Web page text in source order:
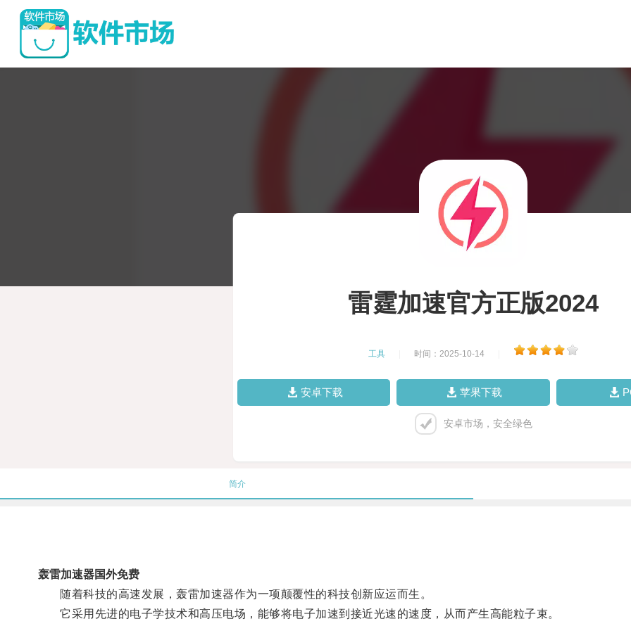
雷霆加速官方正版2024
工具 时间：2025-10-14
安卓下载 苹果下载
安卓市场，安全绿色
简介
轰雷加速器国外免费
随着科技的高速发展，轰雷加速器作为一项颠覆性的科技创新应运而生。
它采用先进的电子学技术和高压电场，能够将电子加速到接近光速的速度，从而产生高能粒子束。